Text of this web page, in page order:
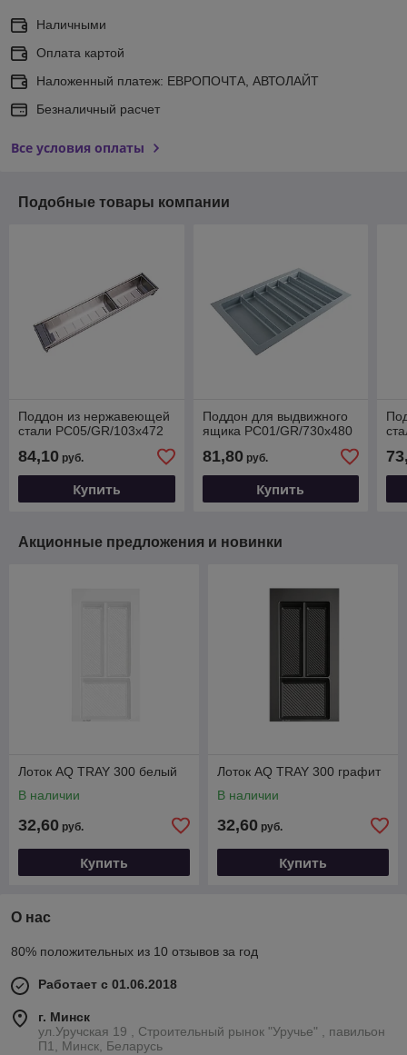
Наличными
Оплата картой
Наложенный платеж: ЕВРОПОЧТА, АВТОЛАЙТ
Безналичный расчет
Все условия оплаты
Подобные товары компании
Поддон из нержавеющей
стали PC05/GR/103x472
84,10 руб.
Купить
Поддон для выдвижного
ящика PC01/GR/730x480
81,80руб.
Купить
Акционные предложения и новинки
Лоток AQ TRAY 300 белый
В наличии
32,60 руб.
Купить
Лоток AQ TRAY 300 графит
В наличии
32,60 руб.
Купить
О нас
80% положительных из 10 отзывов за год
Работает с 01.06.2018
г. Минск
ул.Уручская 19 , Строительный рынок "Уручье" , павильон
П1, Минск, Беларусь